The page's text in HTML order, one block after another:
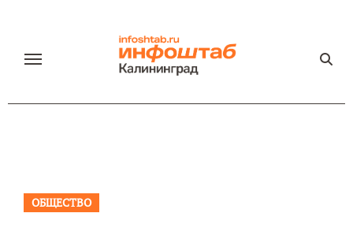
содержанию
ОБЩЕСТВО